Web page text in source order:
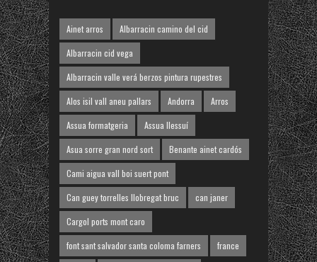
Ainet arros
Albarracin camino del cid
Albarracin cid vega
Albarracin valle verá berzos pintura rupestres
Alos isil vall aneu pallars
Andorra
Arros
Assua formatgeria
Assua llessuí
Asua sorre gran nord sort
Benante ainet cardós
Cami aigua vall boi suert pont
Can guey torrelles llobregat bruc
can janer
Cargol ports mont caro
font sant salvador santa coloma farners
france